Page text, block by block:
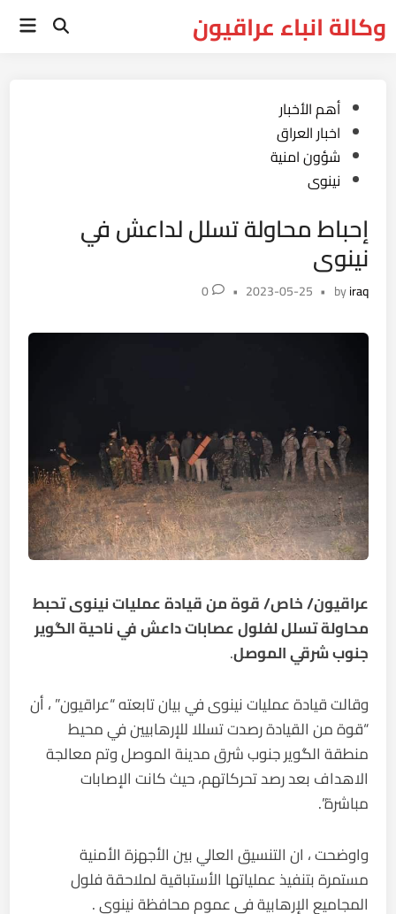
toوكالة انباء عراقيون Open
Posted
in
أهم الأخبار
اخبار العراق
شؤون امنية
نينوى
إحباط محاولة تسلل لداعش في
نينوى
byiraq
•
2023-05-25
•
0
عراقيون/ خاص/ قوة من قيادة عمليات نينوى تحبط
محاولة تسلل لفلول عصابات داعش في ناحية الگوير
جنوب شرقي الموصل.
وقالت قيادة عمليات نينوى في بيان تابعته “عراقيون” ، أن
“قوة من القيادة رصدت تسللا للإرهابيين في محيط
منطقة الگوير جنوب شرق مدينة الموصل وتم معالجة
الاهداف بعد رصد تحركاتهم، حيث كانت الإصابات
مباشرة”.
واوضحت ، ان التنسيق العالي بين الأجهزة الأمنية
مستمرة بتنفيذ عملياتها الأستباقية لملاحقة فلول
المجاميع الإرهابية في عموم محافظة نينوى .